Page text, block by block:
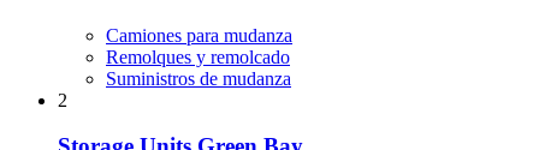
Camiones para mudanza
Remolques y remolcado
Suministros de mudanza
2